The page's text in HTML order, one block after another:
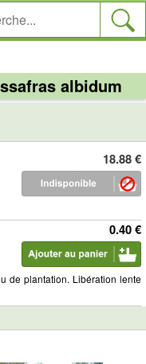
albidum
18.88 €
0.40 €
de plantation. Libération lente